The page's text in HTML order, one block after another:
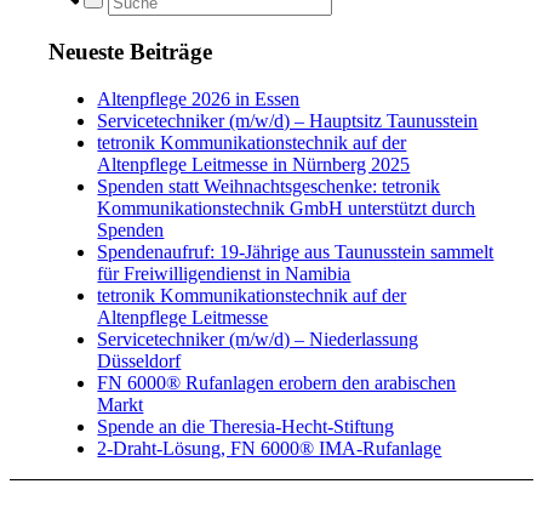
Neueste Beiträge
Altenpflege 2026 in Essen
Servicetechniker (m/w/d) – Hauptsitz Taunusstein
tetronik Kommunikationstechnik auf der
Altenpflege Leitmesse in Nürnberg 2025
Spenden statt Weihnachtsgeschenke: tetronik
Kommunikationstechnik GmbH unterstützt durch
Spenden
Spendenaufruf: 19-Jährige aus Taunusstein sammelt
für Freiwilligendienst in Namibia
tetronik Kommunikationstechnik auf der
Altenpflege Leitmesse
Servicetechniker (m/w/d) – Niederlassung
Düsseldorf
FN 6000® Rufanlagen erobern den arabischen
Markt
Spende an die Theresia-Hecht-Stiftung
2-Draht-Lösung, FN 6000® IMA-Rufanlage